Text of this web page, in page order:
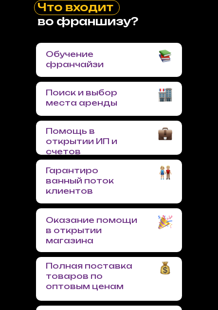
Что входит
во франшизу?
Обучение
франчайзи
Поиск и выбор
места аренды
Помощь в
открытии ИП и
счетов
Гарантиро
ванный поток
клиентов
Оказание помощи
в открытии
магазина
Полная поставка
товаров по
оптовым ценам